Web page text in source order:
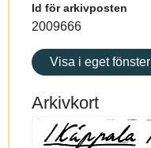
Id för arkivposten
2009666
Visa i eget fönster
Arkivkort